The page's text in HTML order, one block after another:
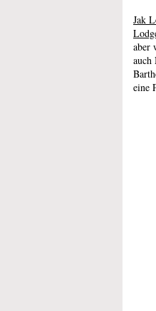
Jak
aber
auch
eine